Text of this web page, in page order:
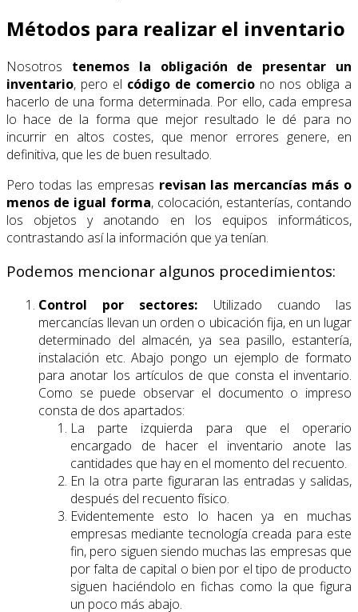
Métodos para realizar el inventario
Nosotros tenemos la obligación de presentar un
inventario, pero el código de comercio no nos obliga a
hacerlo de una forma determinada. Por ello, cada empresa
lo hace de la forma que mejor resultado le dé para no
incurrir en altos costes, que menor errores genere, en
definitiva, que les de buen resultado.
Pero todas las empresas revisan las mercancías más o
menos de igual forma, colocación, estanterías, contando
los objetos y anotando en los equipos informáticos,
contrastando así la información que ya tenían.
Podemos mencionar algunos procedimientos:
Control por sectores: Utilizado cuando las
mercancías llevan un orden o ubicación fija, en un lugar
determinado del almacén, ya sea pasillo, estantería,
instalación etc. Abajo pongo un ejemplo de formato
para anotar los artículos de que consta el inventario.
Como se puede observar el documento o impreso
consta de dos apartados:
La parte izquierda para que el operario
encargado de hacer el inventario anote las
cantidades que hay en el momento del recuento.
En la otra parte figuraran las entradas y salidas,
después del recuento físico.
Evidentemente esto lo hacen ya en muchas
empresas mediante tecnología creada para este
fin, pero siguen siendo muchas las empresas que
por falta de capital o bien por el tipo de producto
siguen haciéndolo en fichas como la que figura
un poco más abajo.